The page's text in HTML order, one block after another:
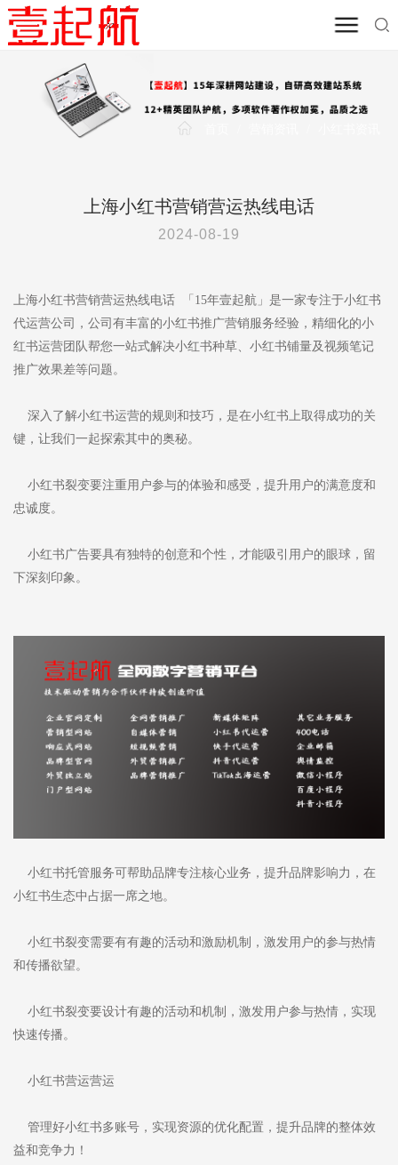
上海小红书营销营运热线电话
2024-08-19
上海小红书营销营运热线电话 「15年壹起航」是一家专注于小红书
代运营公司，公司有丰富的小红书推广营销服务经验，精细化的小
红书运营团队帮您一站式解决小红书种草、小红书铺量及视频笔记
推广效果差等问题。
深入了解小红书运营的规则和技巧，是在小红书上取得成功的关
键，让我们一起探索其中的奥秘。
小红书裂变要注重用户参与的体验和感受，提升用户的满意度和
忠诚度。
小红书广告要具有独特的创意和个性，才能吸引用户的眼球，留
下深刻印象。
小红书托管服务可帮助品牌专注核心业务，提升品牌影响力，在
小红书生态中占据一席之地。
小红书裂变需要有有趣的活动和激励机制，激发用户的参与热情
和传播欲望。
小红书裂变要设计有趣的活动和机制，激发用户参与热情，实现
快速传播。
小红书营运营运
管理好小红书多账号，实现资源的优化配置，提升品牌的整体效
益和竞争力！